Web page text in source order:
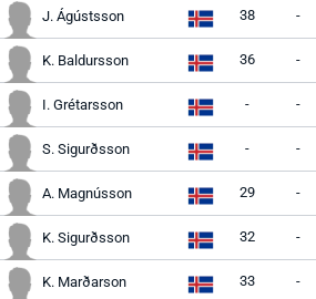
J. Ágústsson 38 -
K. Baldursson 36 -
I. Grétarsson - -
S. Sigurðsson - -
A. Magnússon 29 -
K. Sigurðsson 32 -
K. Marðarson 33 -